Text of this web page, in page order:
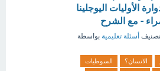
الأوليات اليوجلينا
- مع الشرح
أسئلة تعليمية بواسطة
الانسان؟
السوطيات